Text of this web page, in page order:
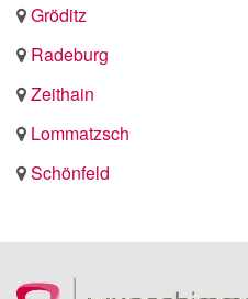
Gröditz
Radeburg
Zeithain
Lommatzsch
Schönfeld